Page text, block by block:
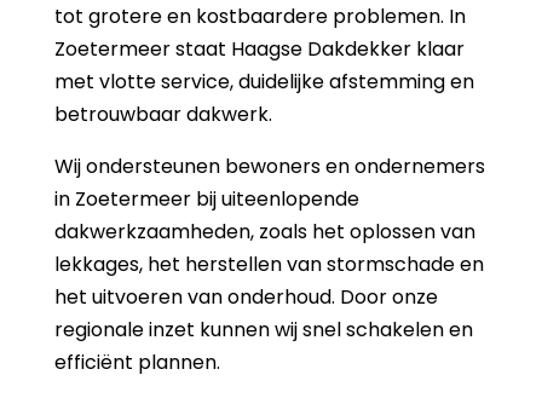
tot grotere en kostbaardere problemen. In
Zoetermeer staat Haagse Dakdekker klaar
met vlotte service, duidelijke afstemming en
betrouwbaar dakwerk.
Wij ondersteunen bewoners en ondernemers
in Zoetermeer bij uiteenlopende
dakwerkzaamheden, zoals het oplossen van
lekkages, het herstellen van stormschade en
het uitvoeren van onderhoud. Door onze
regionale inzet kunnen wij snel schakelen en
efficiënt plannen.